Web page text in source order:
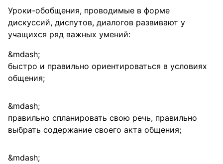
Уроки-обобщения, проводимые в форме
дискуссий, диспутов, диалогов развивают у
учащихся ряд важных умений:
быстро и правильно ориентироваться в условиях
общения;
правильно спланировать свою речь, правильно
выбрать содержание своего акта общения;